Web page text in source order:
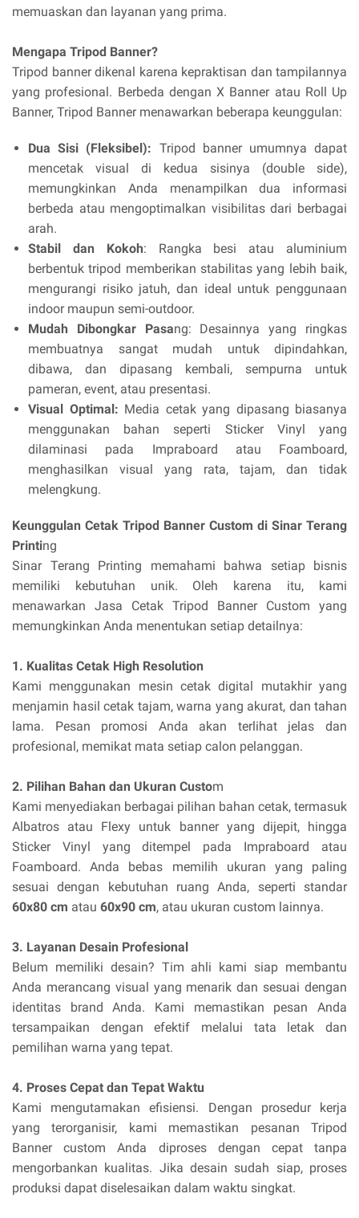
memuaskan dan layanan yang prima.
Mengapa Tripod Banner?
Tripod banner dikenal karena kepraktisan dan tampilannya
yang profesional. Berbeda dengan X Banner atau Roll Up
Banner, Tripod Banner menawarkan beberapa keunggulan:
Dua Sisi (Fleksibel): Tripod banner umumnya dapat
mencetak visual di kedua sisinya (double side),
memungkinkan Anda menampilkan dua informasi
berbeda atau mengoptimalkan visibilitas dari berbagai
arah.
Stabil dan Kokoh: Rangka besi atau aluminium
berbentuk tripod memberikan stabilitas yang lebih baik,
mengurangi risiko jatuh, dan ideal untuk penggunaan
indoor maupun semi-outdoor.
Mudah Dibongkar Pasang: Desainnya yang ringkas
membuatnya sangat mudah untuk dipindahkan,
dibawa, dan dipasang kembali, sempurna untuk
pameran, event, atau presentasi.
Visual Optimal: Media cetak yang dipasang biasanya
menggunakan bahan seperti Sticker Vinyl yang
dilaminasi pada Impraboard atau Foamboard,
menghasilkan visual yang rata, tajam, dan tidak
melengkung.
Keunggulan Cetak Tripod Banner Custom di Sinar Terang
Printing
Sinar Terang Printing memahami bahwa setiap bisnis
memiliki kebutuhan unik. Oleh karena itu, kami
menawarkan Jasa Cetak Tripod Banner Custom yang
memungkinkan Anda menentukan setiap detailnya:
1. Kualitas Cetak High Resolution
Kami menggunakan mesin cetak digital mutakhir yang
menjamin hasil cetak tajam, warna yang akurat, dan tahan
lama. Pesan promosi Anda akan terlihat jelas dan
profesional, memikat mata setiap calon pelanggan.
2. Pilihan Bahan dan Ukuran Custom
Kami menyediakan berbagai pilihan bahan cetak, termasuk
Albatros atau Flexy untuk banner yang dijepit, hingga
Sticker Vinyl yang ditempel pada Impraboard atau
Foamboard. Anda bebas memilih ukuran yang paling
sesuai dengan kebutuhan ruang Anda, seperti standar
60x80 cm atau 60x90 cm, atau ukuran custom lainnya.
3. Layanan Desain Profesional
Belum memiliki desain? Tim ahli kami siap membantu
Anda merancang visual yang menarik dan sesuai dengan
identitas brand Anda. Kami memastikan pesan Anda
tersampaikan dengan efektif melalui tata letak dan
pemilihan warna yang tepat.
4. Proses Cepat dan Tepat Waktu
Kami mengutamakan efisiensi. Dengan prosedur kerja
yang terorganisir, kami memastikan pesanan Tripod
Banner custom Anda diproses dengan cepat tanpa
mengorbankan kualitas. Jika desain sudah siap, proses
produksi dapat diselesaikan dalam waktu singkat.